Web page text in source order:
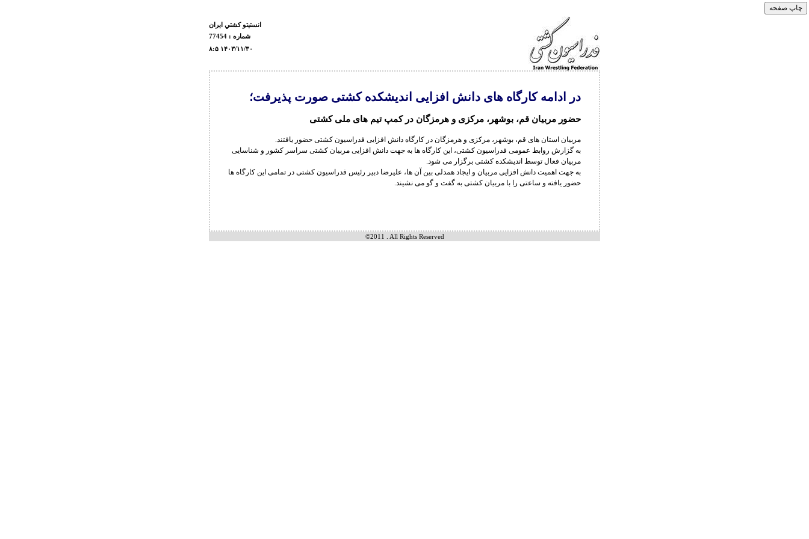
انستيتو كشتي ايران
شماره : 77454
۸:۵ ۱۴۰۳/۱۱/۳۰
در ادامه کارگاه های دانش افزایی اندیشکده کشتی صورت پذیرفت؛
حضور مربیان قم، بوشهر، مرکزی و هرمزگان در کمپ تیم های ملی کشتی
مربیان استان های قم، بوشهر، مرکزی و هرمزگان در کارگاه دانش افزایی فدراسیون کشتی حضور یافتند.
به گزارش روابط عمومی فدراسیون کشتی، این کارگاه ها به جهت دانش افزایی مربیان کشتی سراسر کشور و شناسایی
مربیان فعال توسط اندیشکده کشتی برگزار می شود.
به جهت اهمیت دانش افزایی مربیان و ایجاد همدلی بین آن ها، علیرضا دبیر رئیس فدراسیون کشتی در تمامی این کارگاه ها
حضور یافته و ساعتی را با مربیان کشتی به گفت و گو می نشیند.
©2011 . All Rights Reserved